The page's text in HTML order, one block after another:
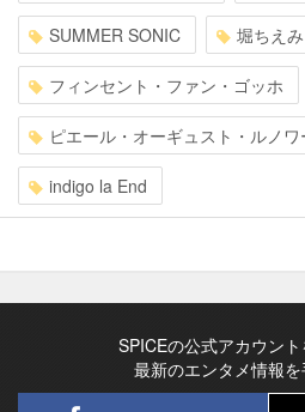
SUMMER SONIC 堀ちえみ
フィンセント・ファン・ゴッホ
ピエール・オーギュスト・ルノワ
indigo la End
SPICEの公式アカウン
最新のエンタメ情報